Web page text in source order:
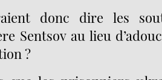
donc dire les
Sentsov au lieu
?